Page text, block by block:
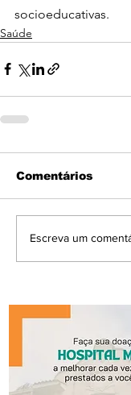
socioeducativas.
Saúde
Comentários
Escreva um